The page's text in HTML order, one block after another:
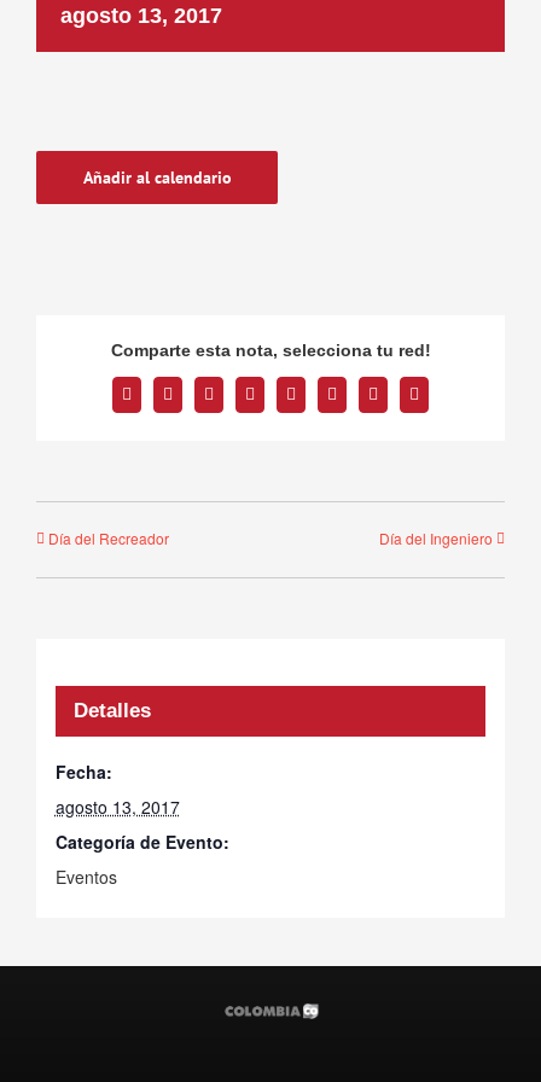
agosto 13, 2017
Añadir al calendario
Comparte esta nota, selecciona tu red!
FacebookTwitterRedditLinkedInTumblrPinterest
Vk
Correo
electrónico
Día del Recreador Día del Ingeniero
Detalles
Fecha:
agosto 13, 2017
Categoría de Evento:
Eventos